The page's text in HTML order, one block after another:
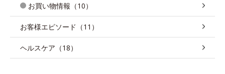
お買い物情報（10）
お客様エピソード（11）
ヘルスケア（18）